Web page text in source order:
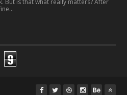
But is that what really matters? After
9